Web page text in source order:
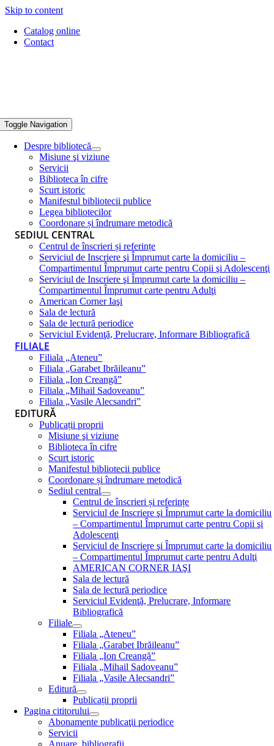
Skip to content
Catalog online
Contact
Toggle Navigation
Despre bibliotecă
Misiune şi viziune
Servicii
Biblioteca în cifre
Scurt istoric
Manifestul bibliotecii publice
Legea bibliotecilor
Coordonare și îndrumare metodică
SEDIUL CENTRAL
Centrul de înscrieri și referințe
Serviciul de Inscriere şi Împrumut carte la domiciliu –
Compartimentul Împrumut carte pentru Copii şi Adolescenţi
Serviciul de Inscriere şi Împrumut carte la domiciliu –
Compartimentul Împrumut carte pentru Adulţi
American Corner Iaşi
Sala de lectură
Sala de lectură periodice
Serviciul Evidenţă, Prelucrare, Informare Bibliografică
FILIALE
Filiala „Ateneu”
Filiala „Garabet Ibrăileanu”
Filiala „Ion Creangă”
Filiala „Mihail Sadoveanu”
Filiala „Vasile Alecsandri”
EDITURĂ
Publicații proprii
Misiune şi viziune
Biblioteca în cifre
Scurt istoric
Manifestul bibliotecii publice
Coordonare și îndrumare metodică
Sediul central
Centrul de înscrieri și referințe
Serviciul de Inscriere şi Împrumut carte la domiciliu
– Compartimentul Împrumut carte pentru Copii şi
Adolescenţi
Serviciul de Inscriere şi Împrumut carte la domiciliu
– Compartimentul Împrumut carte pentru Adulţi
AMERICAN CORNER IAŞI
Sala de lectură
Sala de lectură periodice
Serviciul Evidenţă, Prelucrare, Informare
Bibliografică
Filiale
Filiala „Ateneu”
Filiala „Garabet Ibrăileanu”
Filiala „Ion Creangă”
Filiala „Mihail Sadoveanu”
Filiala „Vasile Alecsandri”
Editură
Publicații proprii
Pagina cititorului
Abonamente publicaţii periodice
Servicii
Anuare, bibliografii